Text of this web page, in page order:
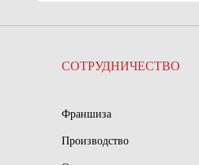
СОТРУДНИЧЕСТВО
Франшиза
Производство